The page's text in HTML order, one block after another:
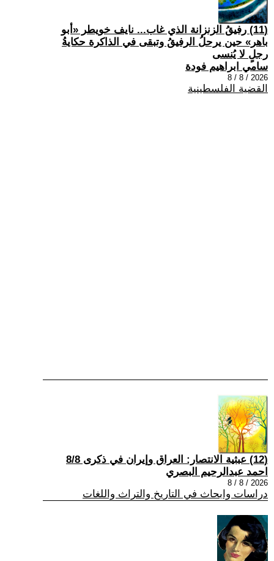
(11) رفيقُ الزنزانة الذي غاب... نايف خويطر «أبو
باهر» حين يرحلُ الرفيقُ وتبقى في الذاكرة حكايةُ
رجلٍ لا يُنسى
سامي ابراهيم فودة
2026 / 8 / 8
القضية الفلسطينية
(12) عبثية الانتصار: العراق وإيران في ذكرى 8/8
احمد عبدالرحيم البصري
2026 / 8 / 8
دراسات وابحاث في التاريخ والتراث واللغات